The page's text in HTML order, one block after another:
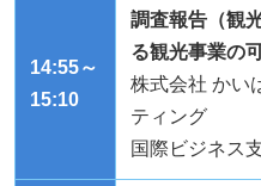
14:55～
15:10
調査報告（観
る観光事業の
株式会社 かい
ティング
国際ビジネス